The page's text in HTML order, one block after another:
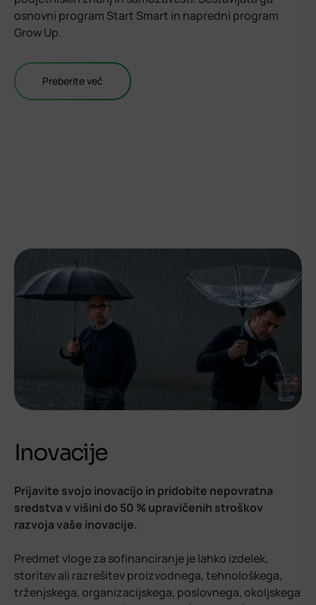
osnovni program Start Smart in napredni program
Grow Up.
Preberite več
Inovacije
Prijavite svojo inovacijo in pridobite nepovratna
sredstva v višini do 50 % upravičenih stroškov
razvoja vaše inovacije.
Predmet vloge za sofinanciranje je lahko izdelek,
storitev ali razrešitev proizvodnega, tehnološkega,
trženjskega, organizacijskega, poslovnega, okoljskega